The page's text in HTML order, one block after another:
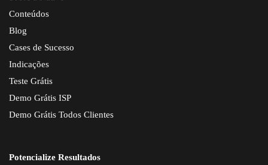
Conteúdos
Blog
Cases de Sucesso
Indicações
Teste Grátis
Demo Grátis ISP
Demo Grátis Todos Clientes
Potencialize Resultados